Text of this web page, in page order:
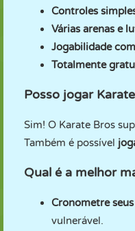
Controles
Várias arenas e
Jogabilidade
Totalmente
Posso jogar
Sim! O Karate Bros
Também é possível
Qual é a melhor
Cronometre
vulnerável.